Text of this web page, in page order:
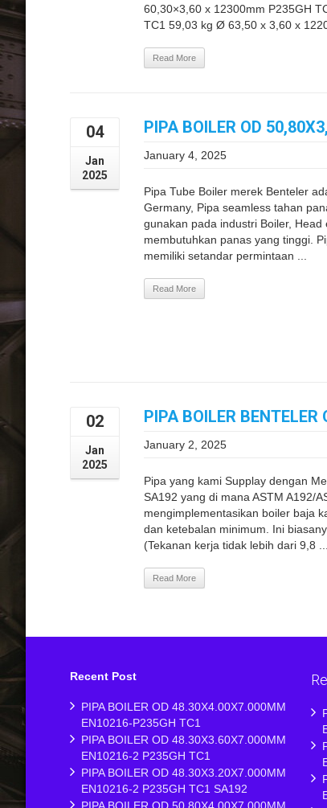
60,30×3,60 x 12300mm P235GH
TC1 59,03 kg Ø 63,50 x 3,60 x
Read More
04
Jan
2025
PIPA BOILER OD
January 4, 2025
Pipa Tube Boiler merek Benteler
Germany, Pipa seamless tahan
gunakan pada industri Boiler,
membutuhkan panas yang tinggi.
memiliki setandar permintaan ...
Read More
02
Jan
2025
PIPA BOILER
January 2, 2025
Pipa yang kami Supplay dengan
SA192 yang di mana ASTM A192/
mengimplementasikan boiler baja
dan ketebalan minimum. Ini
(Tekanan kerja tidak lebih dari 9,8 ...
Read More
Recent Post
PIPA BOILER OD 48.30X4.00X7.000MM
EN10216-P235GH TC1
PIPA BOILER OD 48.30X3.60X7.000MM
EN10216-2 P235GH TC1
PIPA BOILER OD 48.30X3.20X7.000MM
EN10216-2 P235GH TC1 SA192
PIPA BOILER OD 50.80X4.00X7.000MM